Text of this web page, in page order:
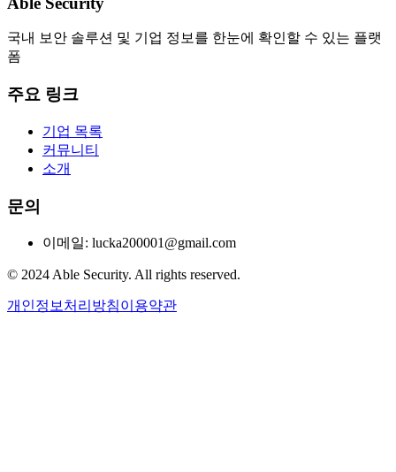
국내 보안 솔루션 및 기업 정보를 한눈에 확인할 수 있는 플랫
폼
주요 링크
기업 목록
커뮤니티
소개
문의
이메일: lucka200001@gmail.com
© 2024 Able Security. All rights reserved.
개인정보처리방침이용약관